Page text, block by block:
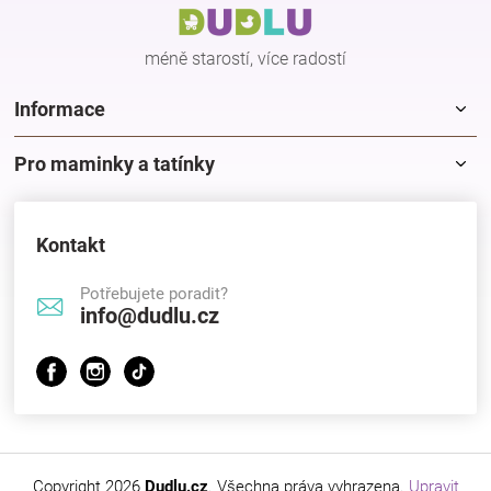
méně starostí, více radostí
Informace
Pro maminky a tatínky
Kontakt
Potřebujete poradit?
info@dudlu.cz
Copyright 2026 Dudlu.cz. Všechna práva vyhrazena. Upravit